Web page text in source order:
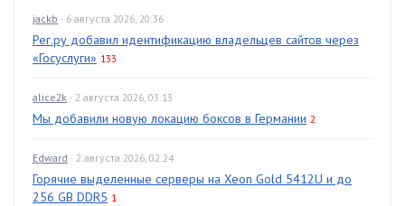
jackb · 6 августа 2026, 20:36
Рег.ру добавил идентификацию владельцев сайтов через
«Госуслуги» 133
alice2k · 2 августа 2026, 03:13
Мы добавили новую локацию боксов в Германии 2
Edward · 2 августа 2026, 02:24
Горячие выделенные серверы на Xeon Gold 5412U и до
256 GB DDR5 1